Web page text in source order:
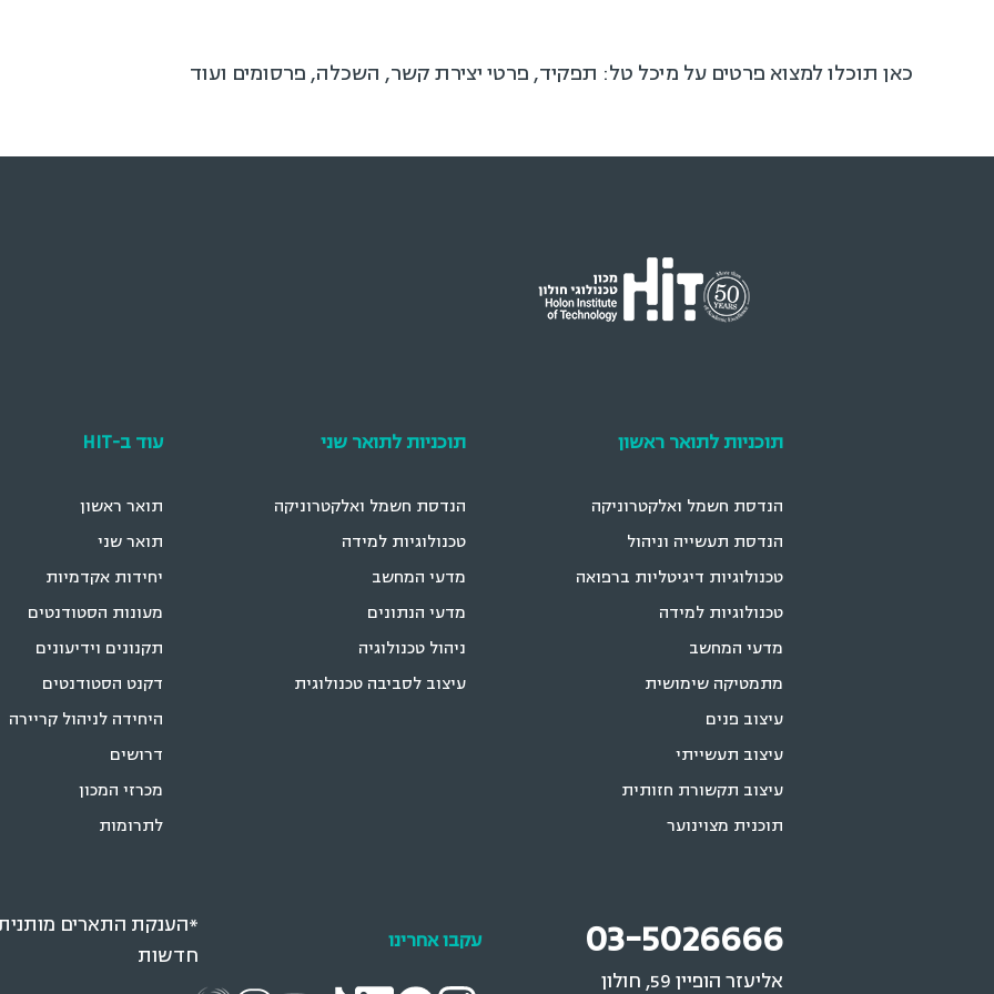
כאן תוכלו למצוא פרטים על מיכל טל: תפקיד, פרטי יצירת קשר, השכלה, פרסומים ועוד
תוכניות לתואר ראשון
הנדסת חשמל ואלקטרוניקה
הנדסת תעשייה וניהול
טכנולוגיות דיגיטליות ברפואה
טכנולוגיות למידה
מדעי המחשב
מתמטיקה שימושית
עיצוב פנים
עיצוב תעשייתי
עיצוב תקשורת חזותית
תוכנית מצוינוער
תוכניות לתואר שני
הנדסת חשמל ואלקטרוניקה
טכנולוגיות למידה
מדעי המחשב
מדעי הנתונים
ניהול טכנולוגיה
עיצוב לסביבה טכנולוגית
עוד ב-HIT
תואר ראשון
תואר שני
יחידות אקדמיות
מעונות הסטודנטים
תקנונים וידיעונים
דקנט הסטודנטים
היחידה לניהול קריירה
דרושים
מכרזי המכון
לתרומות
03-5026666
אליעזר הופיין 59, חולון
עקבו אחרינו
*הענקת התארים
חדשות